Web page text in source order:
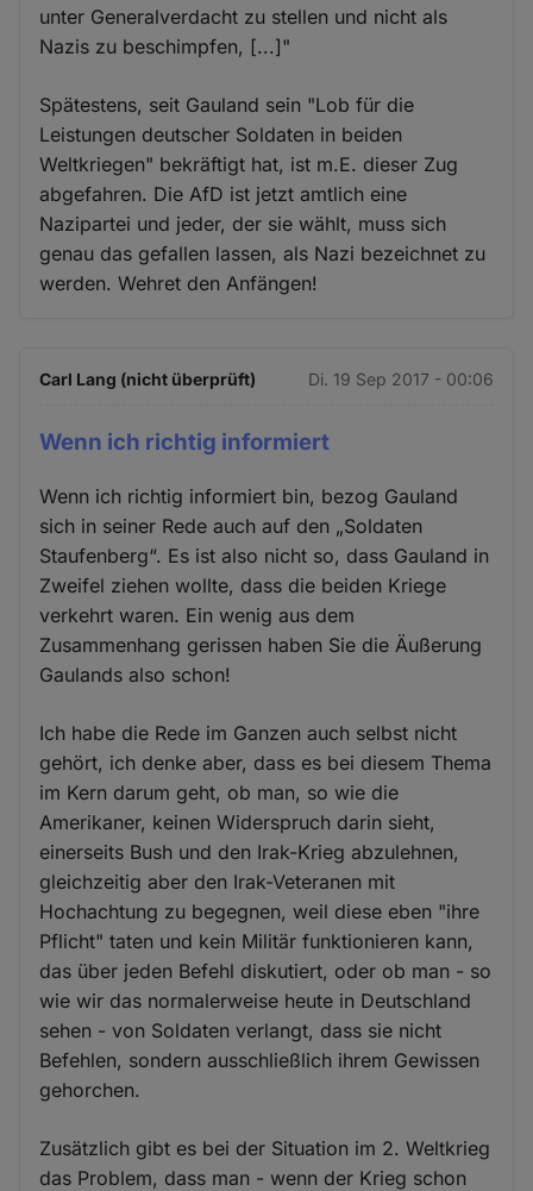
unter Generalverdacht zu stellen und nicht als
Nazis zu beschimpfen, [...]"
Spätestens, seit Gauland sein "Lob für die
Leistungen deutscher Soldaten in beiden
Weltkriegen" bekräftigt hat, ist m.E. dieser Zug
abgefahren. Die AfD ist jetzt amtlich eine
Nazipartei und jeder, der sie wählt, muss sich
genau das gefallen lassen, als Nazi bezeichnet zu
werden. Wehret den Anfängen!
Carl Lang (nicht überprüft) Di. 19 Sep 2017 - 00:06
Wenn ich richtig informiert
Wenn ich richtig informiert bin, bezog Gauland
sich in seiner Rede auch auf den „Soldaten
Staufenberg“. Es ist also nicht so, dass Gauland in
Zweifel ziehen wollte, dass die beiden Kriege
verkehrt waren. Ein wenig aus dem
Zusammenhang gerissen haben Sie die Äußerung
Gaulands also schon!
Ich habe die Rede im Ganzen auch selbst nicht
gehört, ich denke aber, dass es bei diesem Thema
im Kern darum geht, ob man, so wie die
Amerikaner, keinen Widerspruch darin sieht,
einerseits Bush und den Irak-Krieg abzulehnen,
gleichzeitig aber den Irak-Veteranen mit
Hochachtung zu begegnen, weil diese eben "ihre
Pflicht" taten und kein Militär funktionieren kann,
das über jeden Befehl diskutiert, oder ob man - so
wie wir das normalerweise heute in Deutschland
sehen - von Soldaten verlangt, dass sie nicht
Befehlen, sondern ausschließlich ihrem Gewissen
gehorchen.
Zusätzlich gibt es bei der Situation im 2. Weltkrieg
das Problem, dass man - wenn der Krieg schon